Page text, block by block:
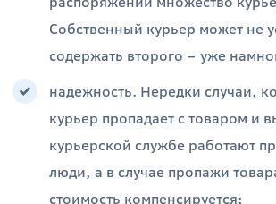
Собственный курьер может не
содержать второго – уже
надежность. Нередки случаи,
курьер пропадает с товаром и
курьерской службе работают
люди, а в случае пропажи
стоимость компенсируется;